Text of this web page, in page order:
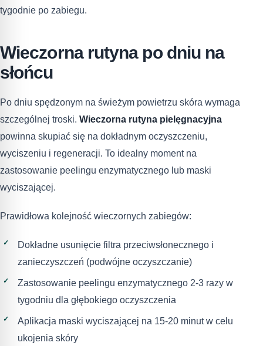
tygodnie po zabiegu.
Wieczorna rutyna po dniu na
słońcu
Po dniu spędzonym na świeżym powietrzu skóra wymaga
szczególnej troski. Wieczorna rutyna pielęgnacyjna
powinna skupiać się na dokładnym oczyszczeniu,
wyciszeniu i regeneracji. To idealny moment na
zastosowanie peelingu enzymatycznego lub maski
wyciszającej.
Prawidłowa kolejność wieczornych zabiegów:
Dokładne usunięcie filtra przeciwsłonecznego i
zanieczyszczeń (podwójne oczyszczanie)
Zastosowanie peelingu enzymatycznego 2-3 razy w
tygodniu dla głębokiego oczyszczenia
Aplikacja maski wyciszającej na 15-20 minut w celu
ukojenia skóry